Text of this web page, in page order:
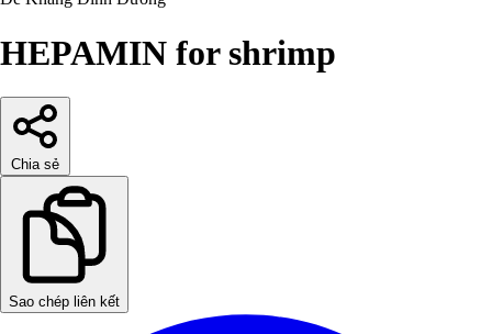
HEPAMIN for shrimp
Chia sẻ
Sao chép liên kết